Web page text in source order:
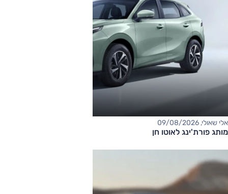
אלי שאולי, 09/08/2026
מותג פורת'ינג לאוטו חן